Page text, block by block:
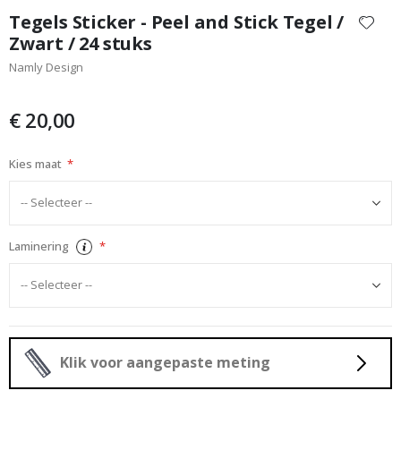
het
begin
van
gallerij
Tegels Sticker - Peel and Stick Tegel /
Zwart / 24 stuks
Namly Design
€ 20,00
Kies maat
Laminering
Klik voor aangepaste meting